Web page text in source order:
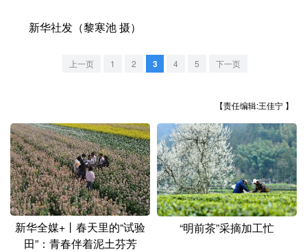
河南 湖北
四川 贵州 云南 西藏
陕西 甘肃 青海 宁夏
新疆 内蒙古 黑龙江
多语种频道
新华社发（黎寒池 摄）
上一页 1 2 3 4 5 下一页
【责任编辑:王佳宁 】
新华全媒+丨春天里的“试验
田”：青春伴着泥土芬芳
“明前茶”采摘加工忙